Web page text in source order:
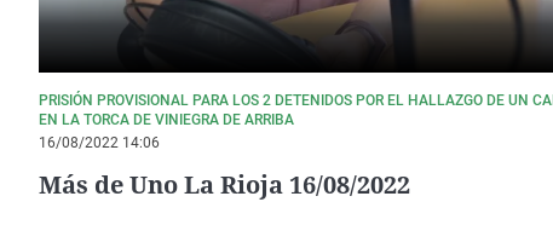
PRISIÓN PROVISIONAL PARA LOS 2 DETENIDOS POR EL HALLAZGO DE UN
EN LA TORCA DE VINIEGRA DE ARRIBA
16/08/2022 14:06
Más de Uno La Rioja 16/08/2022